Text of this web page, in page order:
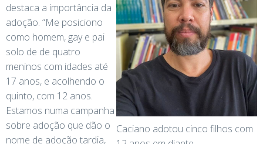
Caciano adotou cinco filhos com
destaca a importância da
adoção. “Me posiciono
como homem, gay e pai
solo de de quatro
meninos com idades até
17 anos, e acolhendo o
quinto, com 12 anos.
Estamos numa campanha
sobre adoção que dão o
nome de adoção tardia,